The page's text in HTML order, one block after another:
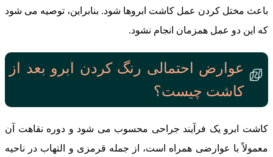
باعث مختل کردن عمل کاشت ابروها شود. بنابراین، توصیه می ‌شود
که این دو عمل همزمان انجام نشود.
عوارض احتمالی رنگ کردن ابرو بعد از
کاشت چیست؟
کاشت ابرو یک فرآیند جراحی محسوب می شود و دوره نقاهت آن
معمولاً با عوارضی همراه است، از جمله قرمزی و التهاب در ناحیه